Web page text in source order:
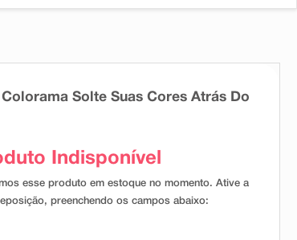
Solte Suas Cores Atrás Do